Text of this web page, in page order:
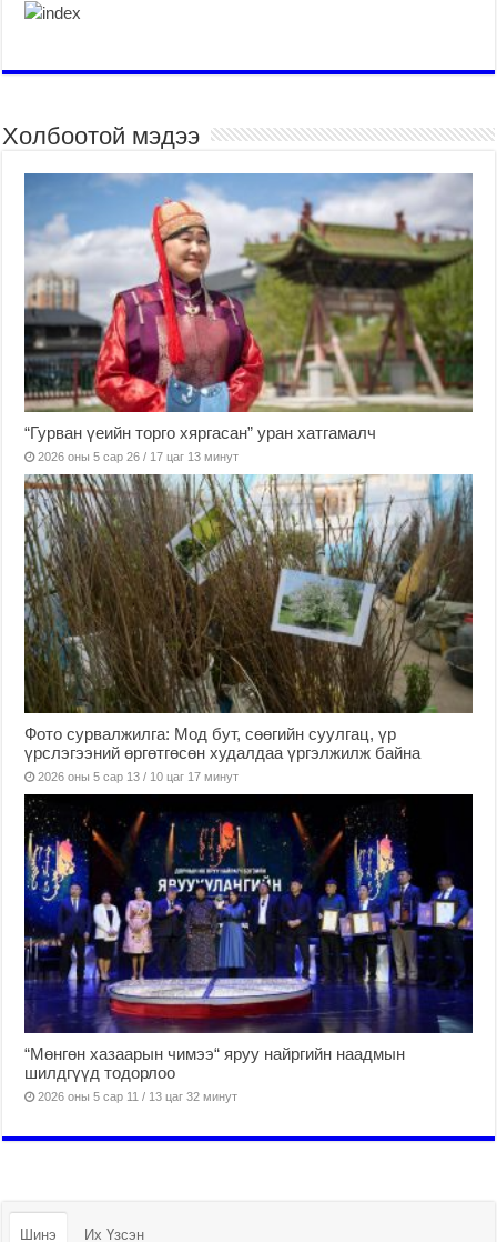
Холбоотой мэдээ
“Гурван үеийн торго хяргасан” уран хатгамалч
2026 оны 5 сар 26 / 17 цаг 13 минут
Фото сурвалжилга: Мод бут, сөөгийн суулгац, үр
үрслэгээний өргөтгөсөн худалдаа үргэлжилж байна
2026 оны 5 сар 13 / 10 цаг 17 минут
“Мөнгөн хазаарын чимээ“ яруу найргийн наадмын
шилдгүүд тодорлоо
2026 оны 5 сар 11 / 13 цаг 32 минут
Шинэ Их Үзсэн